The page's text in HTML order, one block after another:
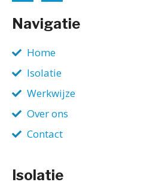
Navigatie
Home
Isolatie
Werkwijze
Over ons
Contact
Isolatie